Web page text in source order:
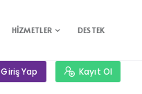
HİZMETLER DESTEK
Giriş Yap Kayıt Ol